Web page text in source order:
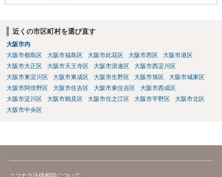
近くの市区町村を選び直す
大阪市内
大阪市都島区
大阪市福島区 大阪市此花区 大阪市西区
大阪市港区
大阪市大正区
大阪市天王寺区 大阪市浪速区
大阪市西淀川区
大阪市東淀川区
大阪市東成区 大阪市生野区 大阪市旭区
大阪市城東区
大阪市阿倍野区
大阪市住吉区 大阪市東住吉区
大阪市西成区
大阪市淀川区
大阪市鶴見区 大阪市住之江区 大阪市平野区
大阪市北区
大阪市中央区
ココナラ法律相談について